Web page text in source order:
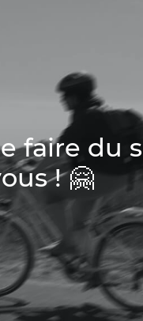
faire du
! 🤗